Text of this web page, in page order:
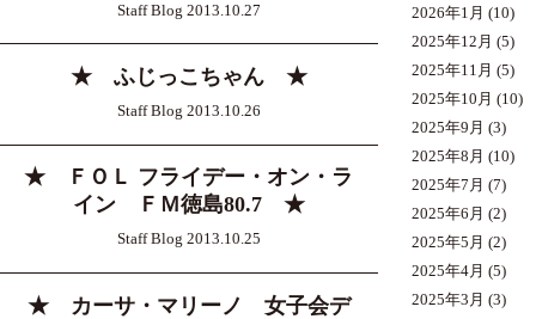
Staff Blog 2013.10.27
★ ふじっこちゃん ★
Staff Blog 2013.10.26
★ ＦＯＬ フライデー・オン・ラ
イン ＦＭ徳島80.7 ★
Staff Blog 2013.10.25
★ カーサ・マリーノ 女子会デ
2026年1月 (10)
2025年12月 (5)
2025年11月 (5)
2025年10月 (10)
2025年9月 (3)
2025年8月 (10)
2025年7月 (7)
2025年6月 (2)
2025年5月 (2)
2025年4月 (5)
2025年3月 (3)